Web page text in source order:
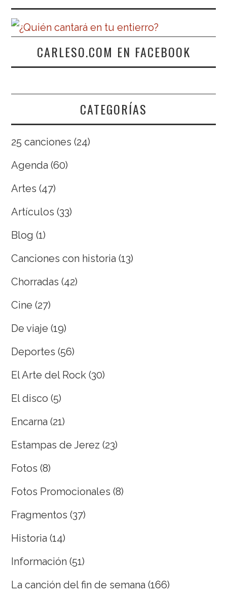
CARLESO.COM EN FACEBOOK
CATEGORÍAS
25 canciones (24)
Agenda (60)
Artes (47)
Artículos (33)
Blog (1)
Canciones con historia (13)
Chorradas (42)
Cine (27)
De viaje (19)
Deportes (56)
El Arte del Rock (30)
El disco (5)
Encarna (21)
Estampas de Jerez (23)
Fotos (8)
Fotos Promocionales (8)
Fragmentos (37)
Historia (14)
Información (51)
La canción del fin de semana (166)